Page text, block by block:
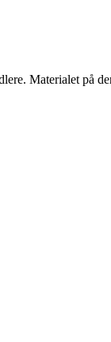
Materialet på